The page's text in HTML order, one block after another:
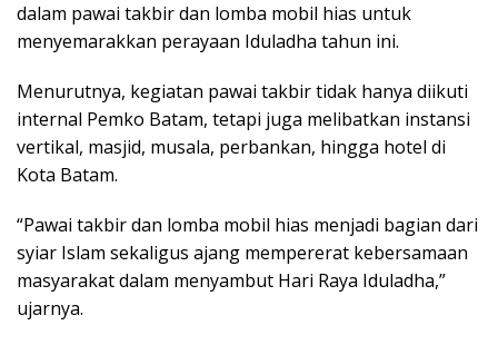
dalam pawai takbir dan lomba mobil hias untuk
menyemarakkan perayaan Iduladha tahun ini.
Menurutnya, kegiatan pawai takbir tidak hanya diikuti
internal Pemko Batam, tetapi juga melibatkan instansi
vertikal, masjid, musala, perbankan, hingga hotel di
Kota Batam.
“Pawai takbir dan lomba mobil hias menjadi bagian dari
syiar Islam sekaligus ajang mempererat kebersamaan
masyarakat dalam menyambut Hari Raya Iduladha,”
ujarnya.